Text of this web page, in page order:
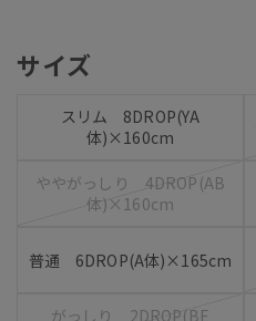
サイズ
スリム 8DROP(YA
体)×160cm
ややがっしり 4DROP(AB
体)×160cm
普通 6DROP(A体)×165cm
がっしり 2DROP(BE